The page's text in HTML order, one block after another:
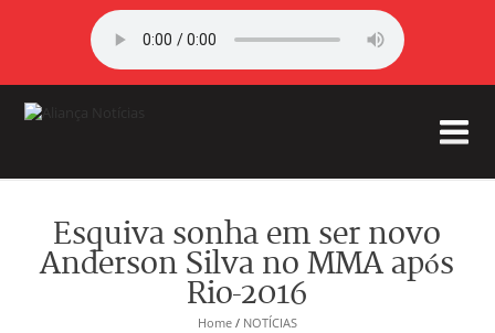
Esquiva sonha em ser novo
Anderson Silva no MMA após
Rio-2016
Home/ NOTÍCIAS